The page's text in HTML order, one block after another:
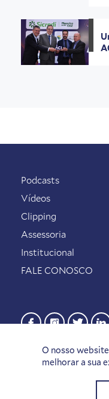
O nosso
melhorar a sua
Podcasts
Vídeos
Clipping
Assessoria
Institucional
FALE CONOSCO